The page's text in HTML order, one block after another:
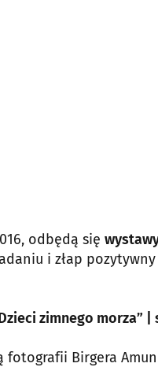
odbędą się
i złap
zimnego morza”
fotografii Birgera